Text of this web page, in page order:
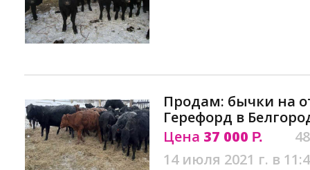
Продам: бычки на
Герефорд в
Цена 37 000 Р.
14 июля 2021 г. в